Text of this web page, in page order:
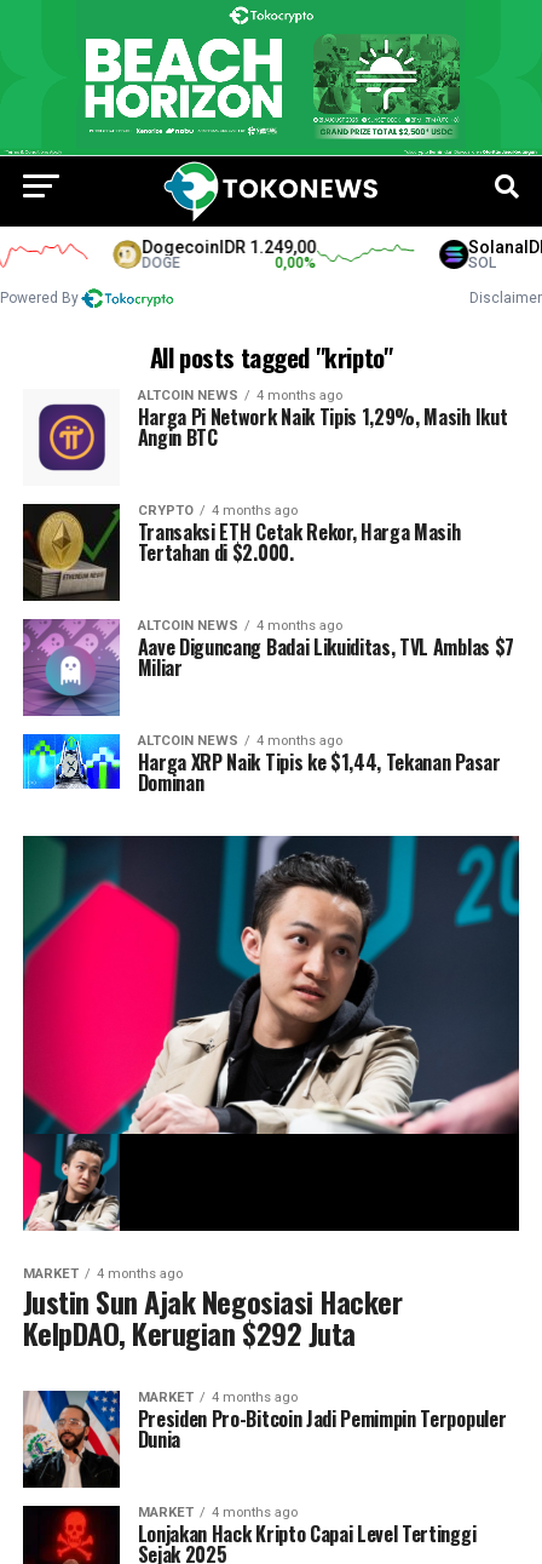
DogecoinIDR 1.249,00
DOGE 0,00%
SolanaIDR
SOL
Powered By Disclaimer
All posts tagged "kripto"
ALTCOIN NEWS 4 months ago
Harga Pi Network Naik Tipis 1,29%, Masih Ikut
Angin BTC
CRYPTO 4 months ago
Transaksi ETH Cetak Rekor, Harga Masih
Tertahan di $2.000.
ALTCOIN NEWS 4 months ago
Aave Diguncang Badai Likuiditas, TVL Amblas $7
Miliar
ALTCOIN NEWS 4 months ago
Harga XRP Naik Tipis ke $1,44, Tekanan Pasar
Dominan
MARKET 4 months ago
Justin Sun Ajak Negosiasi Hacker
KelpDAO, Kerugian $292 Juta
MARKET 4 months ago
Presiden Pro-Bitcoin Jadi Pemimpin Terpopuler
Dunia
MARKET 4 months ago
Lonjakan Hack Kripto Capai Level Tertinggi
Sejak 2025